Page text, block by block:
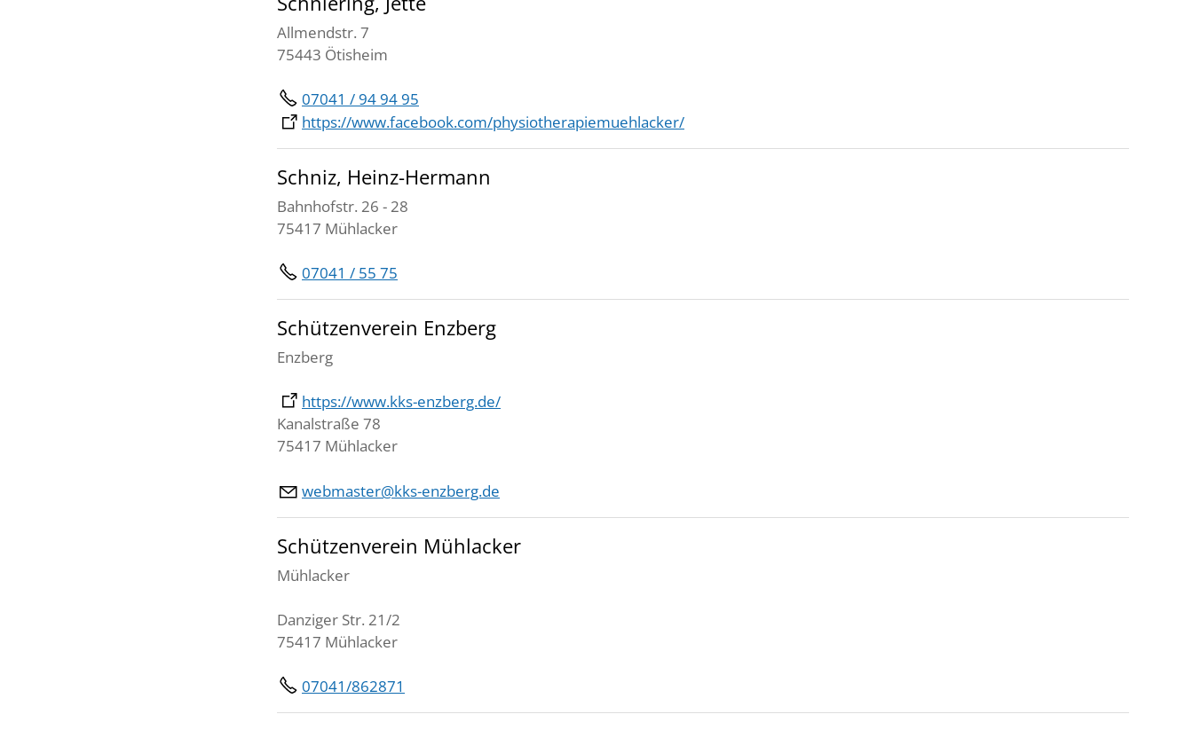
Allmendstr. 7
75443 Ötisheim
07041 / 94 94 95
https://www.facebook.com/physiotherapiemuehlacker/
Schniz, Heinz-Hermann
Bahnhofstr. 26 - 28
75417 Mühlacker
07041 / 55 75
Schützenverein Enzberg
Enzberg
https://www.kks-enzberg.de/
Kanalstraße 78
75417 Mühlacker
webmaster@kks-enzberg.de
Schützenverein Mühlacker
Mühlacker
Danziger Str. 21/2
75417 Mühlacker
07041/862871